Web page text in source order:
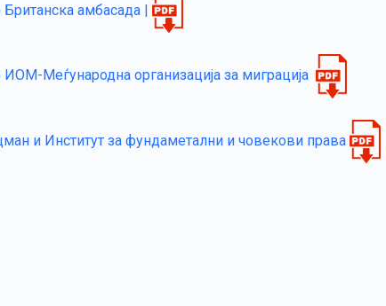
амбасада |
Меѓународна организација за миграција
и Институт за фундаметални и човекови права